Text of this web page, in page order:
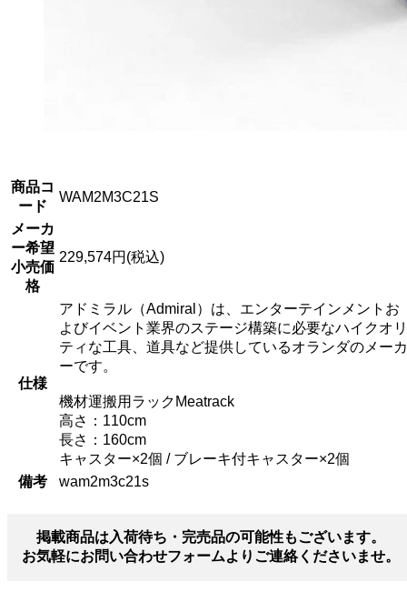
商品コ
ード
WAM2M3C21S
メーカ
ー希望
小売価
格
229,574円(税込)
仕様
アドミラル（Admiral）は、エンターテインメントお
よびイベント業界のステージ構築に必要なハイクオリ
ティな工具、道具など提供しているオランダのメーカ
ーです。
機材運搬用ラックMeatrack
高さ：110cm
長さ：160cm
キャスター×2個 / ブレーキ付キャスター×2個
備考
wam2m3c21s
掲載商品は入荷待ち・完売品の可能性もございます。
お気軽にお問い合わせフォームよりご連絡くださいませ。